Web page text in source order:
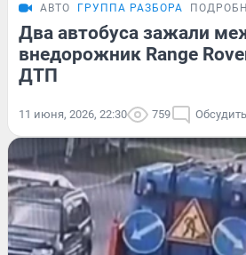
АВТО ГРУППА РАЗБОРА
Два автобуса зажали
внедорожник Range
ДТП
11 июня, 2026, 22:30 759 Обсудить